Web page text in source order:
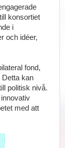
konsortiet
i
och idéer,
fond,
Detta kan
politisk nivå.
med att